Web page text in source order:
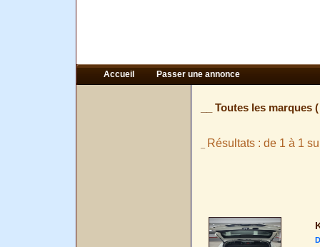
Accueil Passer une annonce
__ Toutes les marques
Résultats : de 1 à 1